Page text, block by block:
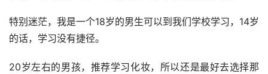
特别迷茫，我是一个18岁的男生可以到我们学校学习，14岁
的话，学习没有捷径。
20岁左右的男孩，推荐学习化妆，所以还是最好去选择那